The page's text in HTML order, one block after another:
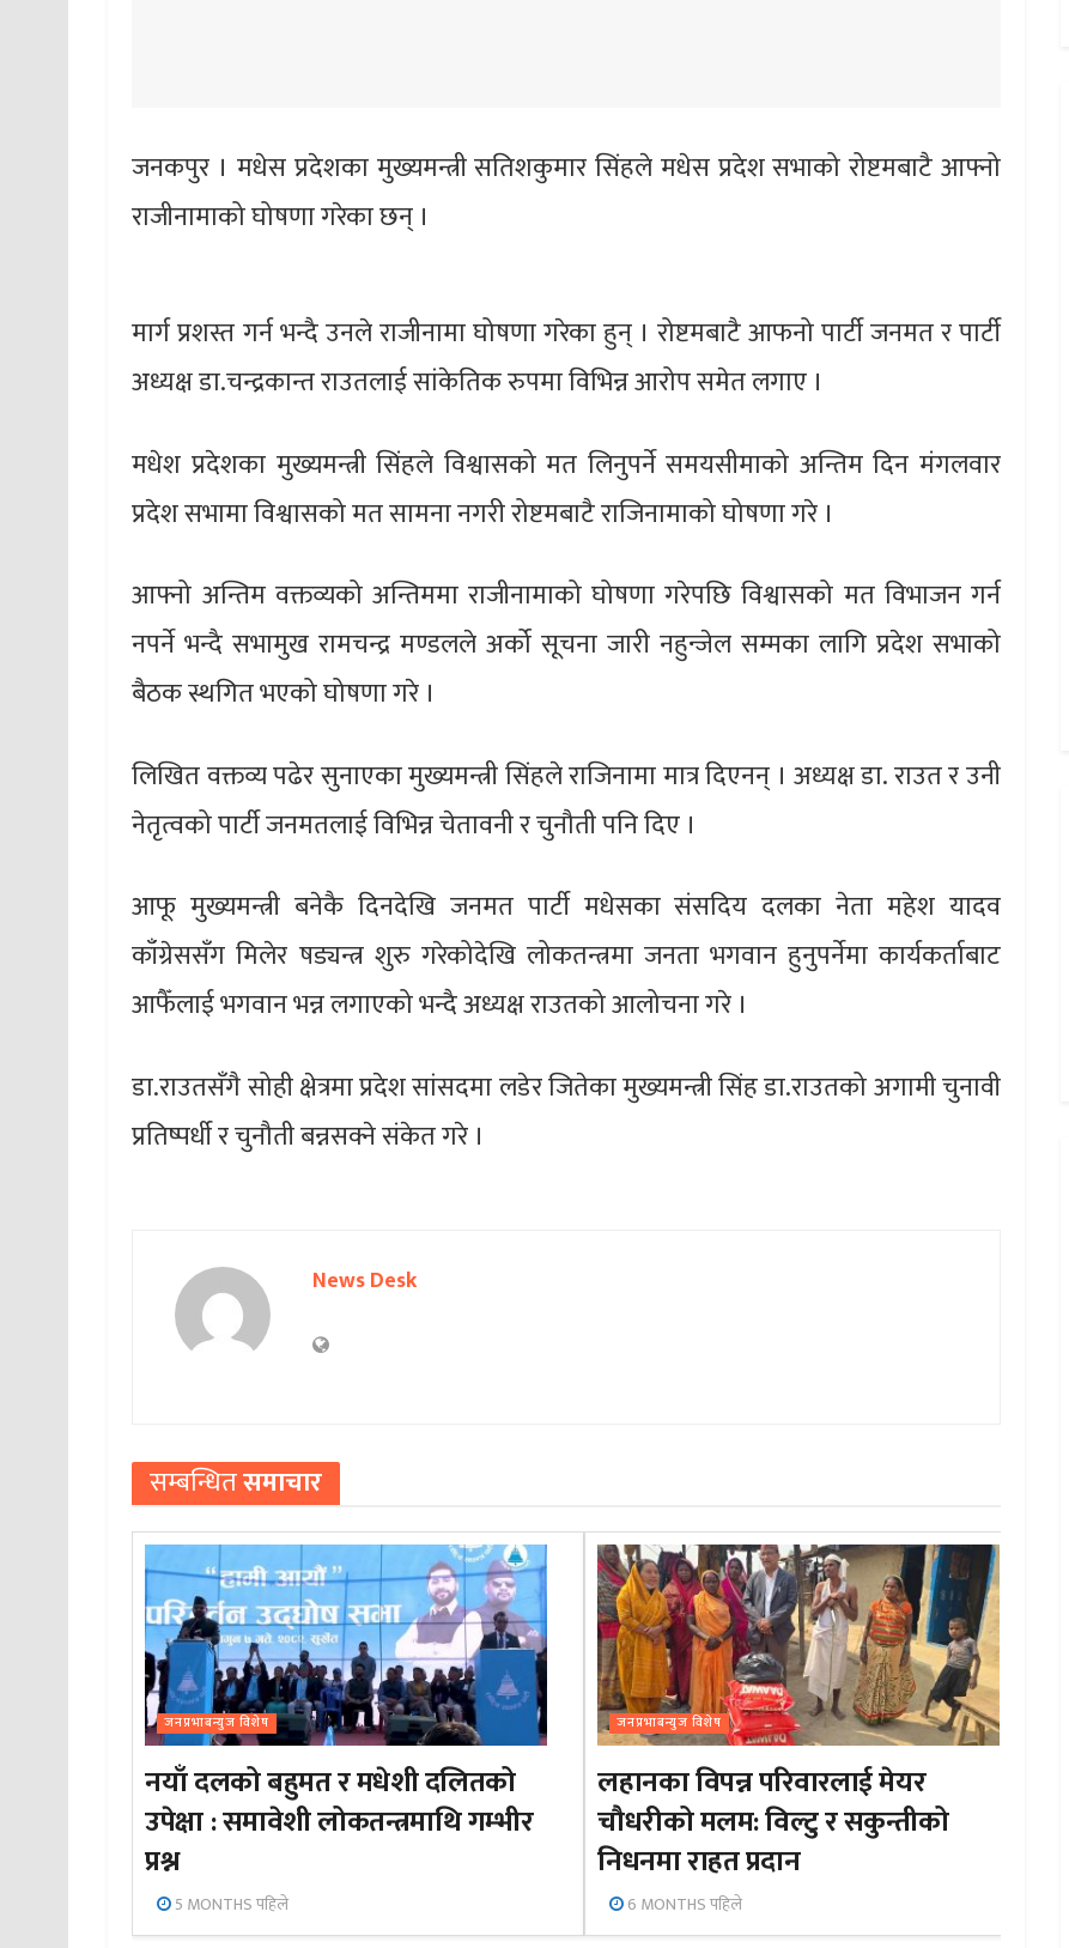
जनकपुर । मधेस प्रदेशका मुख्यमन्त्री सतिशकुमार सिंहले मधेस प्रदेश सभाको रोष्टमबाटै आफ्नो
राजीनामाको घोषणा गरेका छन् ।
मार्ग प्रशस्त गर्न भन्दै उनले राजीनामा घोषणा गरेका हुन् । रोष्टमबाटै आफनो पार्टी जनमत र पार्टी
अध्यक्ष डा.चन्द्रकान्त राउतलाई सांकेतिक रुपमा विभिन्न आरोप समेत लगाए ।
मधेश प्रदेशका मुख्यमन्त्री सिंहले विश्वासको मत लिनुपर्ने समयसीमाको अन्तिम दिन मंगलवार
प्रदेश सभामा विश्वासको मत सामना नगरी रोष्टमबाटै राजिनामाको घोषणा गरे ।
आफ्नो अन्तिम वक्तव्यको अन्तिममा राजीनामाको घोषणा गरेपछि विश्वासको मत विभाजन गर्न
नपर्ने भन्दै सभामुख रामचन्द्र मण्डलले अर्को सूचना जारी नहुन्जेल सम्मका लागि प्रदेश सभाको
बैठक स्थगित भएको घोषणा गरे ।
लिखित वक्तव्य पढेर सुनाएका मुख्यमन्त्री सिंहले राजिनामा मात्र दिएनन् । अध्यक्ष डा. राउत र उनी
नेतृत्वको पार्टी जनमतलाई विभिन्न चेतावनी र चुनौती पनि दिए ।
आफू मुख्यमन्त्री बनेकै दिनदेखि जनमत पार्टी मधेसका संसदिय दलका नेता महेश यादव
काँग्रेससँग मिलेर षड्यन्त्र शुरु गरेकोदेखि लोकतन्त्रमा जनता भगवान हुनुपर्नेमा कार्यकर्ताबाट
आफैँलाई भगवान भन्न लगाएको भन्दै अध्यक्ष राउतको आलोचना गरे ।
डा.राउतसँगै सोही क्षेत्रमा प्रदेश सांसदमा लडेर जितेका मुख्यमन्त्री सिंह डा.राउतको अगामी चुनावी
प्रतिष्पर्धी र चुनौती बन्नसक्ने संकेत गरे ।
News Desk
सम्बन्धितसमाचार
जनप्रभाबन्युज विशेष
नयाँ दलको बहुमत र मधेशी दलितको
उपेक्षा : समावेशी लोकतन्त्रमाथि गम्भीर
प्रश्न
5 MONTHS पहिले
जनप्रभाबन्युज विशेष
लहानका विपन्न परिवारलाई मेयर
चौधरीको मलम: विल्टु र सकुन्तीको
निधनमा राहत प्रदान
6 MONTHS पहिले